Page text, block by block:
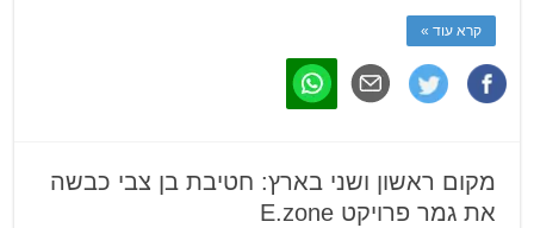
קרא עוד »
מקום ראשון ושני בארץ: חטיבת בן צבי כבשה
את גמר פרויקט E.zone